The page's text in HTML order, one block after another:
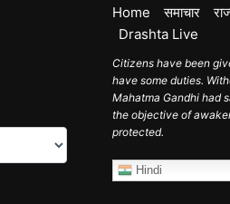
Home समाचार
Drashta Live
Citizens have been
have some duties.
Mahatma Gandhi had
the objective of
protected.
Hindi